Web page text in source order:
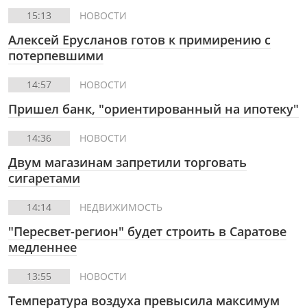
15:13 НОВОСТИ
Алексей Ерусланов готов к примирению с
потерпевшими
14:57 НОВОСТИ
Пришел банк, "ориентированный на ипотеку"
14:36 НОВОСТИ
Двум магазинам запретили торговать
сигаретами
14:14 НЕДВИЖИМОСТЬ
"Пересвет-регион" будет строить в Саратове
медленнее
13:55 НОВОСТИ
Температура воздуха превысила максимум